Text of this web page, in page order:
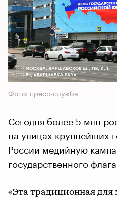
Фото: пресс-служба
Сегодня более 5 млн
на улицах крупнейших
России медийную
государственного
«Эта традиционная для